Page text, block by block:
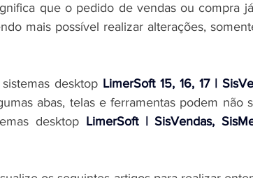
que o pedido de vendas ou compra
mais possível realizar alterações,
sistemas desktop LimerSoft 15, 16, 17 |
abas, telas e ferramentas podem não
desktop LimerSoft | SisVendas,